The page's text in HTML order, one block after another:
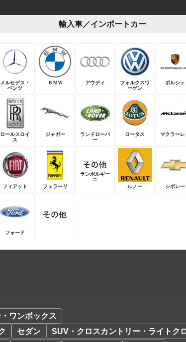
輸入車／インポートカー
メルセデス・
ベンツ
ＢＭＷ アウディ
フォルクスワ
ーゲン
ポルシェ
ロールスロイ
ス
ジャガー
ランドローバ
ー
ロータス マクラーレ
フィアット フェラーリ
ランボルギー
ニ
ルノー
シボレー
フォード
ワンボックス
セダン
SUV・クロスカントリー・ライトク